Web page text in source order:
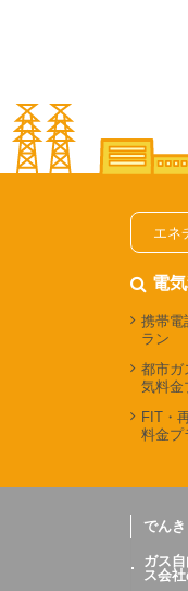
エネ
電
携帯電
ラン
都市ガ
気料金
FIT・
料金プ
でん
ガス
ス会